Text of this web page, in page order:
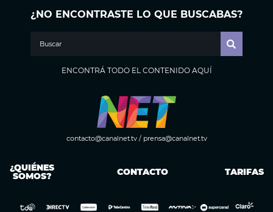
¿NO ENCONTRASTE LO QUE BUSCABAS?
ENCONTRÁ TODO EL CONTENIDO AQUÍ
contacto@canalnet.tv/ prensa@canalnet.tv
¿QUIÉNES
SOMOS? CONTACTO TARIFAS